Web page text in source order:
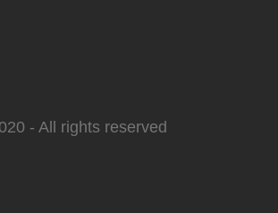
- All rights reserved